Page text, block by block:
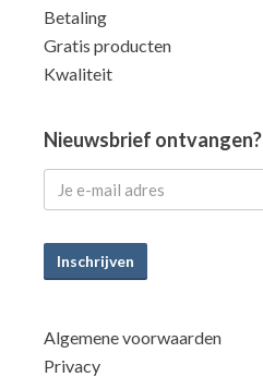
Betaling
Gratis producten
Kwaliteit
Nieuwsbrief ontvangen?
Inschrijven
Algemene voorwaarden
Privacy